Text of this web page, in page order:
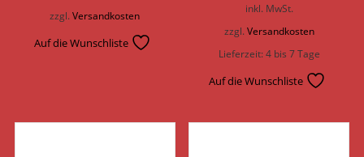
zzgl.Versandkosten
Auf die Wunschliste
inkl. MwSt.
zzgl. Versandkosten
Lieferzeit:4 bis 7 Tage
Auf die Wunschliste